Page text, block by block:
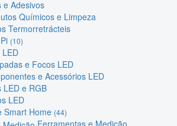
e Adesivos
Químicos e Limpeza
Termorretrácteis
(10)
LED
e Focos LED
e Acessórios LED
LED e RGB
LED
Smart Home (44)
Ferramentas e Medição